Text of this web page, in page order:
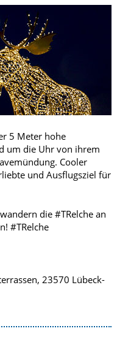
5 Meter hohe
um die Uhr von ihrem
Cooler
und Ausflugsziel für
die #TRelche an
#TRelche
23570 Lübeck-